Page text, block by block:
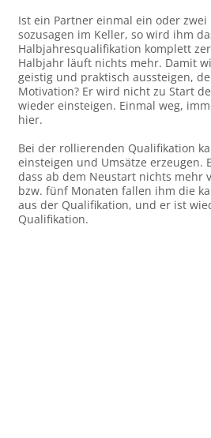
Ist ein Partner einmal ein oder
sozusagen im Keller, so wird ihm
Halbjahresqualifikation komplett
Halbjahr läuft nichts mehr. Damit
geistig und praktisch aussteigen,
Motivation? Er wird nicht zu Start
wieder einsteigen. Einmal weg,
hier.
Bei der rollierenden Qualifikation
einsteigen und Umsätze erzeugen.
dass ab dem Neustart nichts mehr
bzw. fünf Monaten fallen ihm die
aus der Qualifikation, und er ist
Qualifikation.